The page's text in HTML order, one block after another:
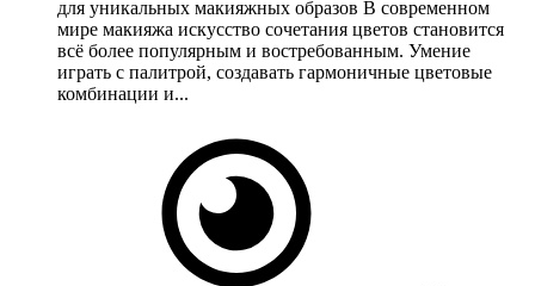
для уникальных макияжных образов В современном
мире макияжа искусство сочетания цветов становится
всё более популярным и востребованным. Умение
играть с палитрой, создавать гармоничные цветовые
комбинации и...